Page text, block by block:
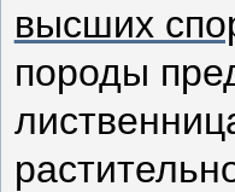
высших
породы